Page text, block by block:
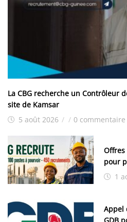
La CBG recherche un Contrôleur
site de Kamsar
5 août 2026 / / 0 commentaire
Offres
pour
1
Appel